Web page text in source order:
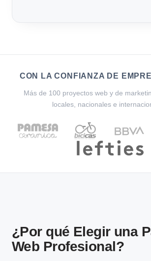
CON LA CONFIANZA DE
Más de 100 proyectos web y de
locales, nacionales e
¿Por qué Elegir una
Web Profesional?